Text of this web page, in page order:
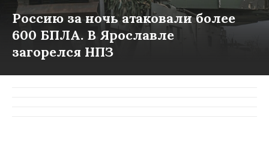
Россию за ночь атаковали более
600 БПЛА. В Ярославле
загорелся НПЗ